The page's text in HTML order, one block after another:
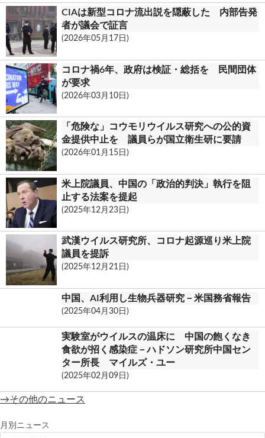
CIAは新型コロナ流出説を隠蔽した 内部告発
者が議会で証言
(2026年05月17日)
コロナ禍6年、政府は検証・総括を 民間団体
が要求
(2026年03月10日)
「危険な」コウモリウイルス研究への公的資
金提供中止を 議員らが国立衛生研に要請
(2026年01月15日)
米上院議員、中国の「政治的判決」執行を阻
止する法案を提起
(2025年12月23日)
武漢ウイルス研究所、コロナ起源巡り米上院
議員を提訴
(2025年12月21日)
中国、AI利用し生物兵器研究－米国務省報告
(2025年04月30日)
実験室がウイルスの温床に 中国の飽くなき
食欲が招く感染症－ハドソン研究所中国セン
ター所長 マイルズ・ユー
(2025年02月09日)
→その他のニュース
月別ニュース